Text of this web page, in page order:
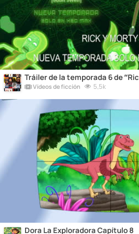
Tráiler de la temporada 6 de
Vídeos de ficción 5,5k
Dora La Exploradora Capítulo 8